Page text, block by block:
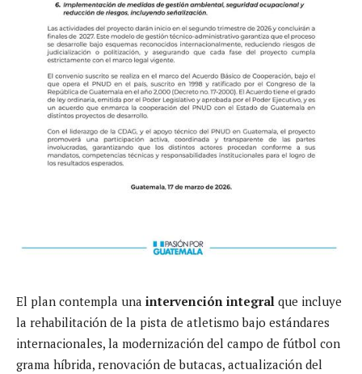
El plan contempla una intervención integral que incluye
la rehabilitación de la pista de atletismo bajo estándares
internacionales, la modernización del campo de fútbol con
grama híbrida, renovación de butacas, actualización del